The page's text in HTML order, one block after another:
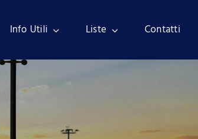
Info Utili Liste Contatti